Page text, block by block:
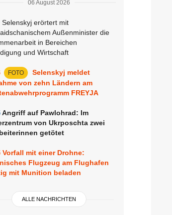
06 August 2026
Selenskyj erörtert mit
Außenminister die
in Bereichen
und Wirtschaft
FOTO
Selenskyj meldet
von zehn Ländern am
FREYJA
Angriff auf Pawlohrad: Im
von Ukrposchta zwei
getötet
Vorfall mit einer Drohne:
Flugzeug am Flughafen
mit Munition beladen
ALLE NACHRICHTEN